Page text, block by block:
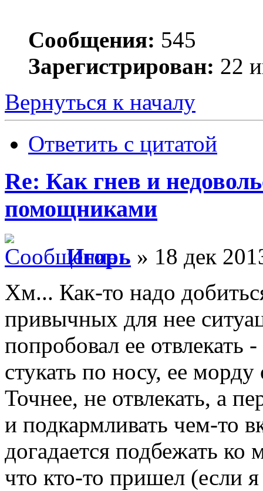
Сообщения: 545
Зарегистрирован: 22
Вернуться к началу
Ответить с цитатой
Re: Как гнев и
помощниками
Игорь » 18 дек
Хм... Как-то надо
привычных для нее
попробовал ее отвлекать
стукать по носу, ее морду
Точнее, не отвлекать, а
и подкармливать чем-то
догадается подбежать
что кто-то пришел (если